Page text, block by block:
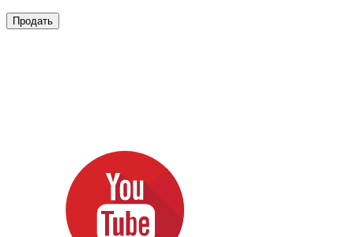
Продать